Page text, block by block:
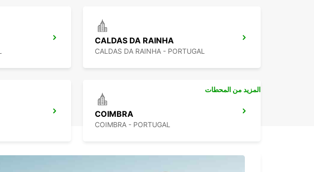
CALDAS DA RAINHA
CALDAS DA RAINHA - PORTUGAL
COIMBRA
COIMBRA - PORTUGAL
المزيد من المحطات